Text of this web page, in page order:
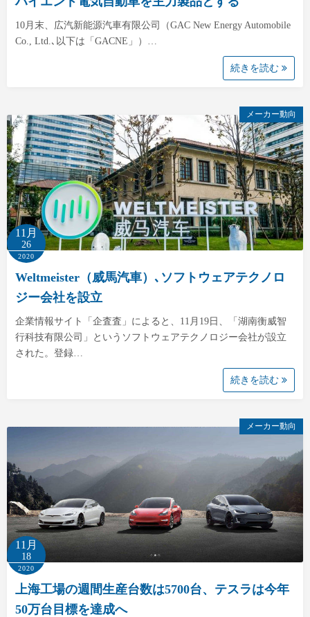
10月末、広汽新能源汽車有限公司（GAC New Energy Automobile
Co., Ltd.､以下は「GACNE」）…
続きを読む
メーカー動向
11月
26
2020
Weltmeister（威馬汽車）､ソフトウェアテクノロ
ジー会社を設立
企業情報サイト「企査査」によると、11月19日、「湖南衡威智
行科技有限公司」というソフトウェアテクノロジー会社が設立
された。登録…
続きを読む
メーカー動向
11月
18
2020
上海工場の週間生産台数は5700台、テスラは今年
50万台目標を達成へ